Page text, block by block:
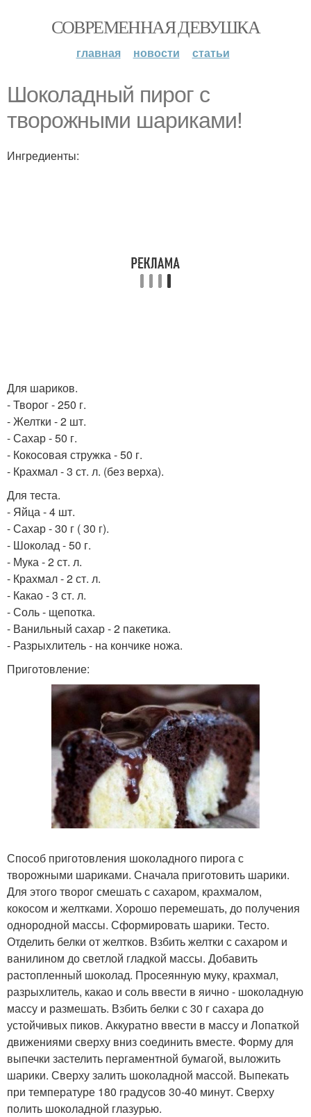
СОВРЕМЕННАЯ ДЕВУШКА
главная новости статьи
Шоколадный пирог с
творожными шариками!
Ингредиенты:
Для шариков.
- Творог - 250 г.
- Желтки - 2 шт.
- Сахар - 50 г.
- Кокосовая стружка - 50 г.
- Крахмал - 3 ст. л. (без верха).
Для теста.
- Яйца - 4 шт.
- Сахар - 30 г ( 30 г).
- Шоколад - 50 г.
- Мука - 2 ст. л.
- Крахмал - 2 ст. л.
- Какао - 3 ст. л.
- Соль - щепотка.
- Ванильный сахар - 2 пакетика.
- Разрыхлитель - на кончике ножа.
Приготовление:
Способ приготовления шоколадного пирога с
творожными шариками. Сначала приготовить шарики.
Для этого творог смешать с сахаром, крахмалом,
кокосом и желтками. Хорошо перемешать, до получения
однородной массы. Сформировать шарики. Тесто.
Отделить белки от желтков. Взбить желтки с сахаром и
ванилином до светлой гладкой массы. Добавить
растопленный шоколад. Просеянную муку, крахмал,
разрыхлитель, какао и соль ввести в яично - шоколадную
массу и размешать. Взбить белки с 30 г сахара до
устойчивых пиков. Аккуратно ввести в массу и Лопаткой
движениями сверху вниз соединить вместе. Форму для
выпечки застелить пергаментной бумагой, выложить
шарики. Сверху залить шоколадной массой. Выпекать
при температуре 180 градусов 30-40 минут. Сверху
полить шоколадной глазурью.